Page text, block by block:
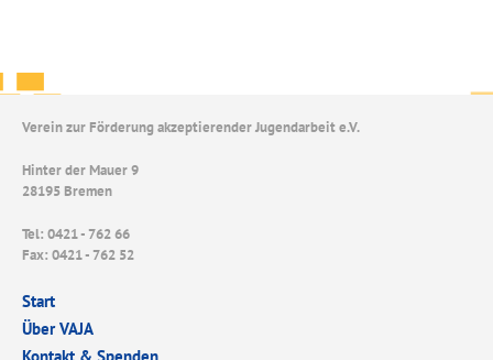
Verein zur Förderung akzeptierender Jugendarbeit e.V.
Hinter der Mauer 9
28195 Bremen
Tel: 0421 - 762 66
Fax: 0421 - 762 52
Start
Über VAJA